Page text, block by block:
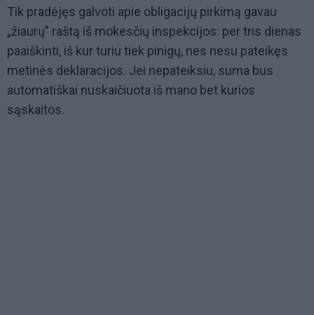
Tik pradėjęs galvoti apie obligacijų pirkimą gavau
„žiaurų" raštą iš mokesčių inspekcijos: per tris dienas
paaiškinti, iš kur turiu tiek pinigų, nes nesu pateikęs
metinės deklaracijos. Jei nepateiksiu, suma bus
automatiškai nuskaičiuota iš mano bet kurios
sąskaitos.